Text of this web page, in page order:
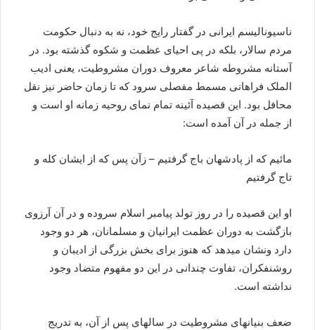
ناسیونالیسم ایرانی در گفتار رایج خود، نه به دنبال حکومت
مردم سالار، بلکه در پی احیای عظمت و شکوه گذشته بود. در
آستانه مشروطه شاعر معروف دوران مشروطیت، یعنی ادیب
الملک فراهانی مسمط مفصلی سرود که تا زمان حاضر نیز نقل
محافل بود. این قصیده آئینه تمام نمای روحیه زمانه او است و
از جمله در آن آمده است:
مائیم که از پادشهان باج گرفتیم – زآن پس که از ایشان کله و
تاج گرفتیم
او این قصیده را در روز تولد پیامبر اسلام سروده و در آن آرزوی
بازگشت به دوران عظمت ایرانیان و مسلمانان، هر دو وجود
دارد ونشان میدهد که هنوز برای بخش بزرگی از ادیبان و
روشنفکران، تفاوت چندانی در این دو مفهوم متضاد وجود
نداشته است.
ضعف بنیانهای مشروطیت در سالهای پس از آن، به تدریج